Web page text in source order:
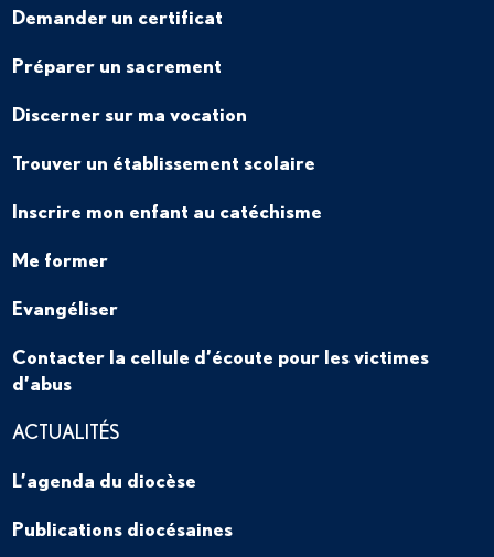
Demander un certificat
Préparer un sacrement
Discerner sur ma vocation
Trouver un établissement scolaire
Inscrire mon enfant au catéchisme
Me former
Evangéliser
Contacter la cellule d’écoute pour les victimes
d’abus
ACTUALITÉS
L’agenda du diocèse
Publications diocésaines